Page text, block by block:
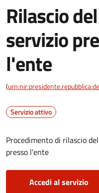
Rilascio
servizio
l'ente
(
Servizio attivo
Procedimento di rilascio
presso l'ente
Accedi al servizio